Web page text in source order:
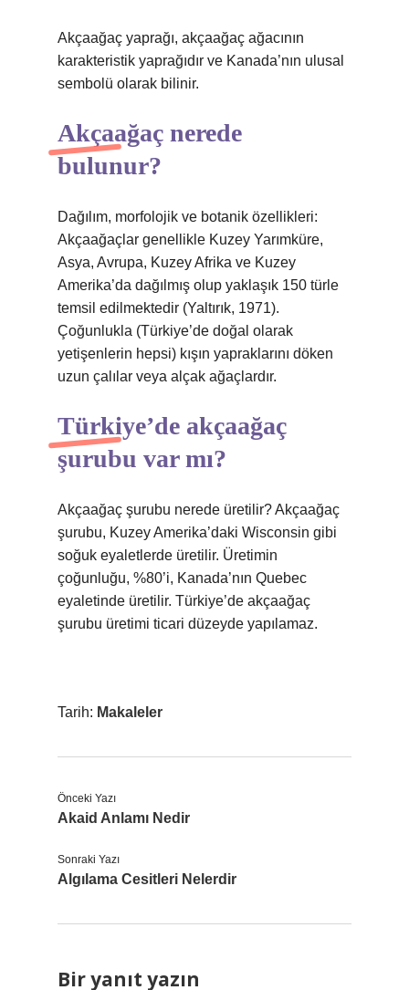
Akçaağaç yaprağı, akçaağaç ağacının
karakteristik yaprağıdır ve Kanada’nın ulusal
sembolü olarak bilinir.
Akçaağaç nerede
bulunur?
Dağılım, morfolojik ve botanik özellikleri:
Akçaağaçlar genellikle Kuzey Yarımküre,
Asya, Avrupa, Kuzey Afrika ve Kuzey
Amerika’da dağılmış olup yaklaşık 150 türle
temsil edilmektedir (Yaltırık, 1971).
Çoğunlukla (Türkiye’de doğal olarak
yetişenlerin hepsi) kışın yapraklarını döken
uzun çalılar veya alçak ağaçlardır.
Türkiye’de akçaağaç
şurubu var mı?
Akçaağaç şurubu nerede üretilir? Akçaağaç
şurubu, Kuzey Amerika’daki Wisconsin gibi
soğuk eyaletlerde üretilir. Üretimin
çoğunluğu, %80’i, Kanada’nın Quebec
eyaletinde üretilir. Türkiye’de akçaağaç
şurubu üretimi ticari düzeyde yapılamaz.
Tarih: Makaleler
Önceki Yazı
Akaid Anlamı Nedir
Sonraki Yazı
Algılama Cesitleri Nelerdir
Bir yanıt yazın